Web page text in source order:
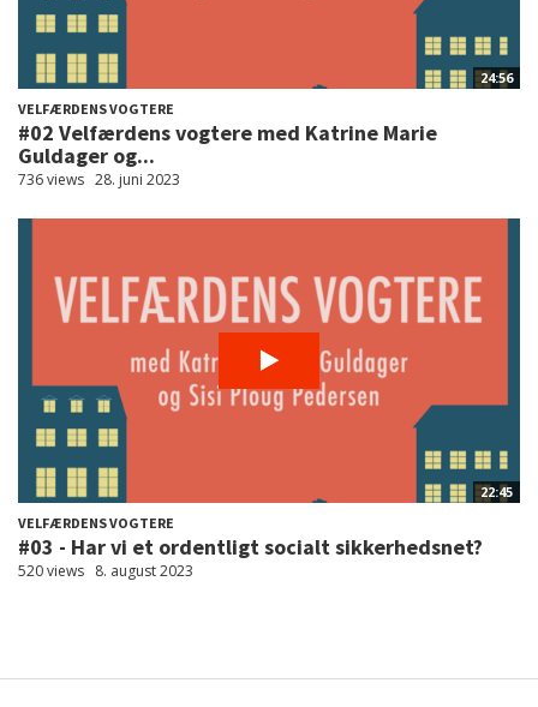
24:56
VELFÆRDENS VOGTERE
#02 Velfærdens vogtere med Katrine Marie
Guldager og...
736 views 28. juni 2023
22:45
VELFÆRDENS VOGTERE
#03 - Har vi et ordentligt socialt sikkerhedsnet?
520 views 8. august 2023